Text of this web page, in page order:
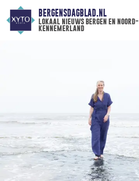
BERGENSDAGBLAD.NL
lokaal nieuws bergen en noord-
kennemerland